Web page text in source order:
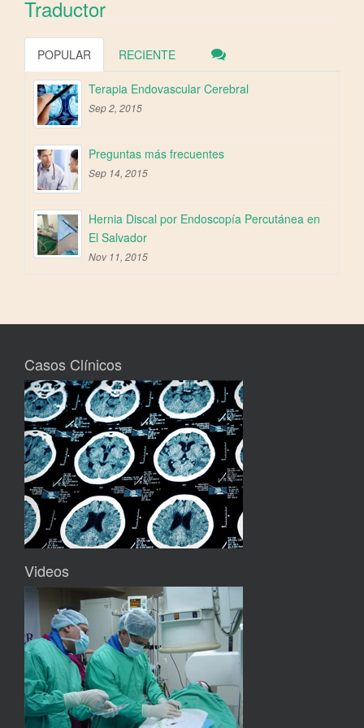
Traductor
POPULAR RECIENTE
Terapia Endovascular Cerebral
Sep 2, 2015
Preguntas más frecuentes
Sep 14, 2015
Hernia Discal por Endoscopía Percutánea en
El Salvador
Nov 11, 2015
Casos Clínicos
Videos